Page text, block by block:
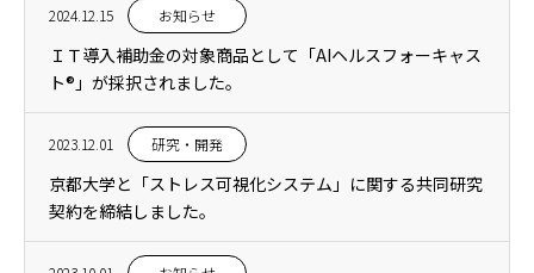
2024.12.15 お知らせ
ＩＴ導入補助金の対象商品として「AIヘルスフォーキャス
ト®」が採択されました。
2023.12.01 研究・開発
京都大学と「ストレス可視化システム」に関する共同研究
契約を締結しました。